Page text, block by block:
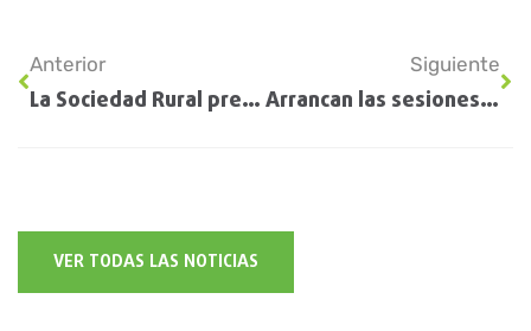
Anterior
La Sociedad Rural presentó una propuesta a Massa para bajar las retenciones a la mitad
Siguiente
Arrancan las sesiones extraordinarias y el campo reclama por la ley agroindustrial
VER TODAS LAS NOTICIAS